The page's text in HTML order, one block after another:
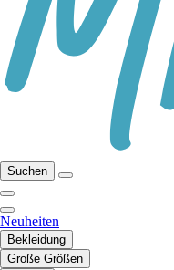
Suchen
Neuheiten
Bekleidung
Große Größen